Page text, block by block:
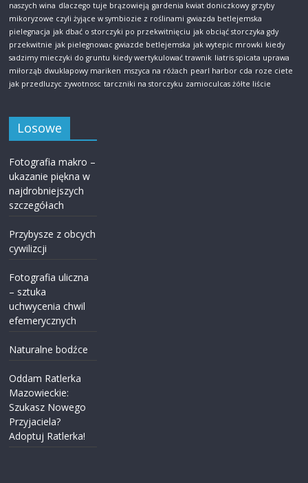
naszych wina dlaczego tuje brązowieją gardenia kwiat doniczkowy grzyby
mikoryzowe czyli żyjące w symbiozie z roślinami gwiazda betlejemska
pielegnacja jak dbać o storczyki po przekwitnięciu jak obciąć storczyka gdy
przekwitnie jak pielegnowac gwiazde betlejemska jak wytepic mrowki kiedy
sadzimy mieczyki do gruntu kiedy wertykulować trawnik liatris spicata uprawa
miłorząb dwuklapowy mariken mszyca na różach pearl harbor cda roze ciete
jak przedluzyc zywotnosc tarczniki na storczyku zamioculcas żółte liście
Losowe
Fotografia makro –
ukazanie piękna w
najdrobniejszych
szczegółach
Przybysze z obcych
cywilizcji
Fotografia uliczna
– sztuka
uchwycenia chwil
efemerycznych
Naturalne bodźce
Oddam Ratlerka
Mazowieckie:
Szukasz Nowego
Przyjaciela?
Adoptuj Ratlerka!